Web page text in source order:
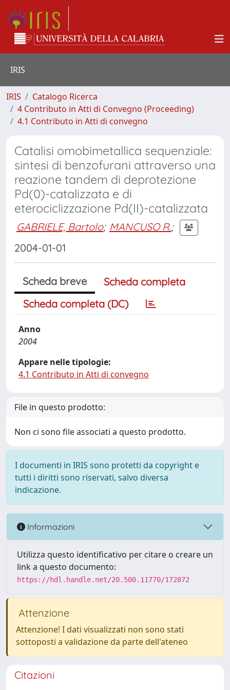
IRIS
IRIS
Catalogo Ricerca
4 Contributo in Atti di Convegno (Proceeding)
4.1 Contributo in Atti di convegno
Catalisi omobimetallica sequenziale:
sintesi di benzofurani attraverso una
reazione tandem di deprotezione
Pd(0)-catalizzata e di
eterociclizzazione Pd(II)-catalizzata
GABRIELE, Bartolo; MANCUSO R.;
2004-01-01
Scheda breve
Scheda completa
Scheda completa (DC)
Anno
2004
Appare nelle tipologie:
4.1 Contributo in Atti di convegno
File in questo prodotto:
Non ci sono file associati a questo prodotto.
I documenti in IRIS sono protetti da copyright e
tutti i diritti sono riservati, salvo diversa
indicazione.
Informazioni
Utilizza questo identificativo per citare o creare un
link a questo documento:
https://hdl.handle.net/20.500.11770/172872
Attenzione
Attenzione! I dati visualizzati non sono stati
sottoposti a validazione da parte dell'ateneo
Citazioni